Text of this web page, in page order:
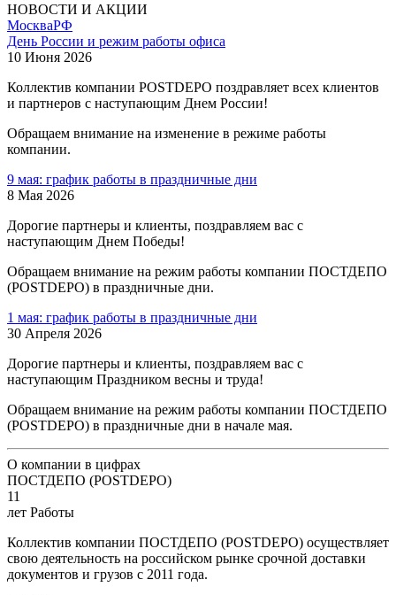
НОВОСТИ И АКЦИИ
МоскваРФ
День России и режим работы офиса
10 Июня 2026
Коллектив компании POSTDEPO поздравляет всех клиентов
и партнеров с наступающим Днем России!
Обращаем внимание на изменение в режиме работы
компании.
9 мая: график работы в праздничные дни
8 Мая 2026
Дорогие партнеры и клиенты, поздравляем вас с
наступающим Днем Победы!
Обращаем внимание на режим работы компании ПОСТДЕПО
(POSTDEPO) в праздничные дни.
1 мая: график работы в праздничные дни
30 Апреля 2026
Дорогие партнеры и клиенты, поздравляем вас с
наступающим Праздником весны и труда!
Обращаем внимание на режим работы компании ПОСТДЕПО
(POSTDEPO) в праздничные дни в начале мая.
О компании в цифрах
ПОСТДЕПО (POSTDEPO)
11
лет Работы
Коллектив компании ПОСТДЕПО (POSTDEPO) осуществляет
свою деятельность на российском рынке срочной доставки
документов и грузов с 2011 года.